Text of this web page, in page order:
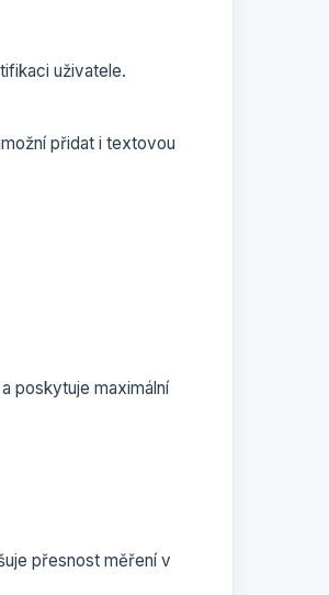
uživatele.
přidat i textovou
poskytuje maximální
přesnost měření v